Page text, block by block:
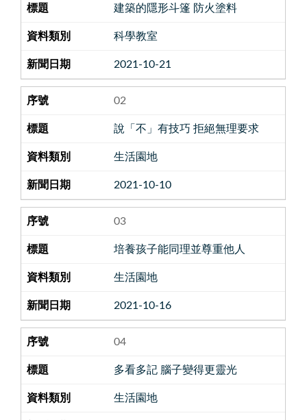
建築的隱形斗篷 防火塗料
科學教室
2021-10-21
02
說「不」有技巧 拒絕無理要求
生活園地
2021-10-10
03
培養孩子能同理並尊重他人
生活園地
2021-10-16
04
多看多記 腦子變得更靈光
生活園地